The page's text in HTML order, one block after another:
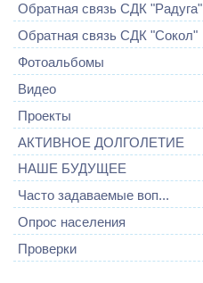
Обратная связь СДК "Радуга"
Обратная связь СДК "Сокол"
Фотоальбомы
Видео
Проекты
АКТИВНОЕ ДОЛГОЛЕТИЕ
НАШЕ БУДУЩЕЕ
Часто задаваемые воп...
Опрос населения
Проверки